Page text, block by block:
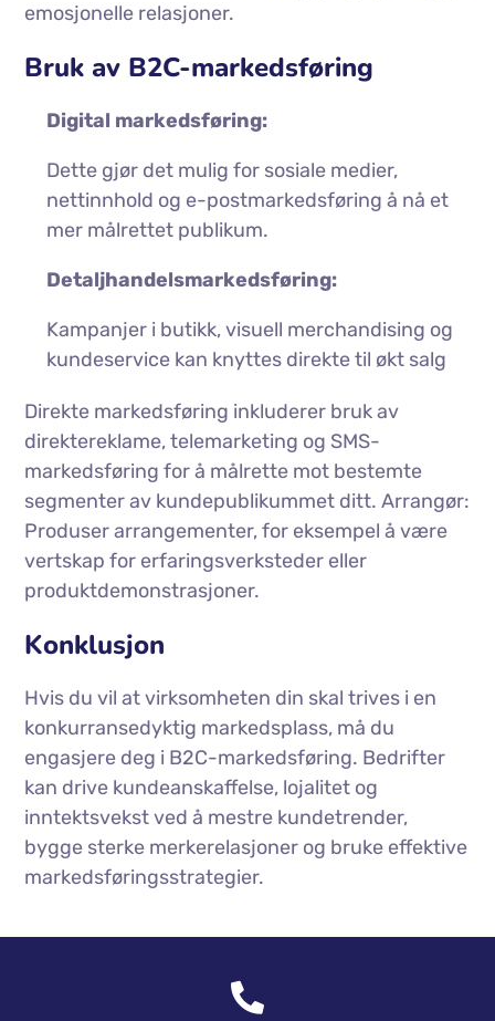
emosjonelle relasjoner.
Bruk av B2C-markedsføring
Digital markedsføring:
Dette gjør det mulig for sosiale medier,
nettinnhold og e-postmarkedsføring å nå et
mer målrettet publikum.
Detaljhandelsmarkedsføring:
Kampanjer i butikk, visuell merchandising og
kundeservice kan knyttes direkte til økt salg
Direkte markedsføring inkluderer bruk av
direktereklame, telemarketing og SMS-
markedsføring for å målrette mot bestemte
segmenter av kundepublikummet ditt. Arrangør:
Produser arrangementer, for eksempel å være
vertskap for erfaringsverksteder eller
produktdemonstrasjoner.
Konklusjon
Hvis du vil at virksomheten din skal trives i en
konkurransedyktig markedsplass, må du
engasjere deg i B2C-markedsføring. Bedrifter
kan drive kundeanskaffelse, lojalitet og
inntektsvekst ved å mestre kundetrender,
bygge sterke merkerelasjoner og bruke effektive
markedsføringsstrategier.